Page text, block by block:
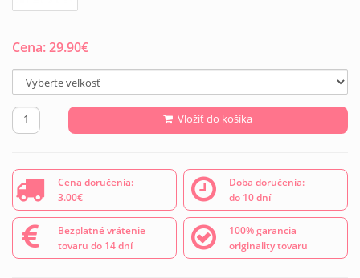
Cena:29.90€
Vložiť do košíka
Cena doručenia:
3.00€
Doba doručenia:
do 10 dní
Bezplatné vrátenie
tovaru do 14 dní
100% garancia
originality tovaru